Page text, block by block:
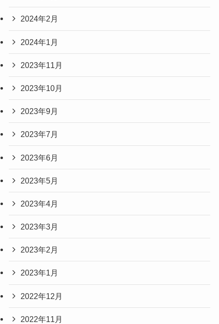
2024年2月
2024年1月
2023年11月
2023年10月
2023年9月
2023年7月
2023年6月
2023年5月
2023年4月
2023年3月
2023年2月
2023年1月
2022年12月
2022年11月